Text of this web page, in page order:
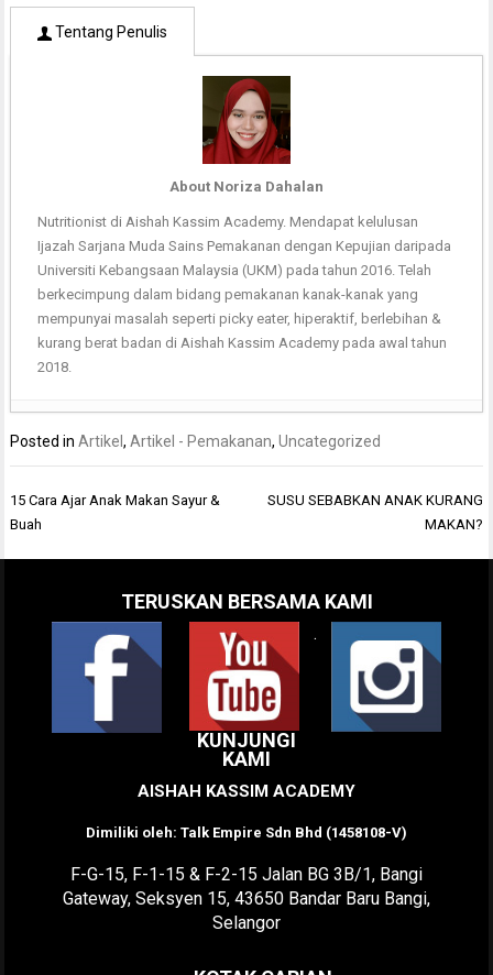
Tentang Penulis
About Noriza Dahalan
Nutritionist di Aishah Kassim Academy. Mendapat kelulusan
Ijazah Sarjana Muda Sains Pemakanan dengan Kepujian daripada
Universiti Kebangsaan Malaysia (UKM) pada tahun 2016. Telah
berkecimpung dalam bidang pemakanan kanak-kanak yang
mempunyai masalah seperti picky eater, hiperaktif, berlebihan &
kurang berat badan di Aishah Kassim Academy pada awal tahun
2018.
Posted inArtikel,Artikel - Pemakanan,Uncategorized
Post
navigation
15 Cara Ajar Anak Makan Sayur &
Buah
SUSU SEBABKAN ANAK KURANG
MAKAN?
TERUSKAN BERSAMA KAMI
.
KUNJUNGI
KAMI
AISHAH KASSIM ACADEMY
Dimiliki oleh: Talk Empire Sdn Bhd (1458108-V)
F-G-15, F-1-15 & F-2-15 Jalan BG 3B/1, Bangi
Gateway, Seksyen 15, 43650 Bandar Baru Bangi,
Selangor